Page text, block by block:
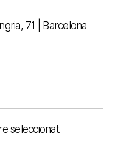
71 | Barcelona
seleccionat.